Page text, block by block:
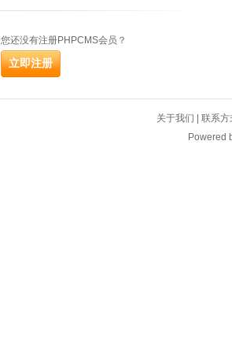
您还没有注册PHPCMS会员？
关于我们
联系方
Powered